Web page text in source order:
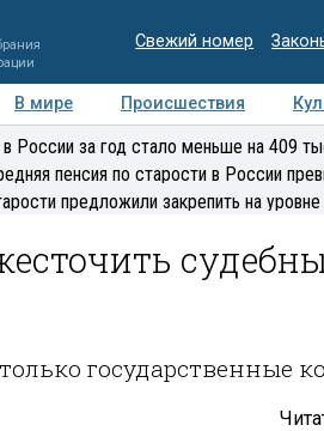
Свежий номер
В мире Происшествия
Медиацентр Интервью
России за год стало меньше на 409
пенсия по старости в России
предложили закрепить на
государственные